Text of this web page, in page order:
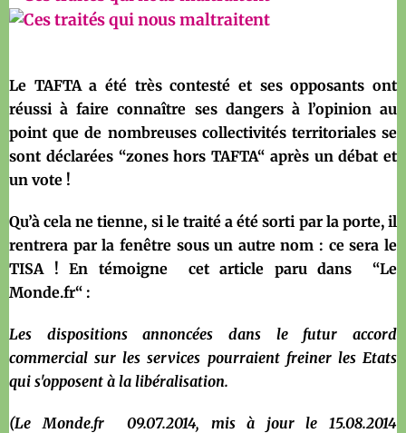
Le TAFTA a été très contesté et ses opposants ont
réussi à faire connaître ses dangers à l’opinion au
point que de nombreuses collectivités territoriales se
sont déclarées “zones hors TAFTA“ après un débat et
un vote !
Qu’à cela ne tienne, si le traité a été sorti par la porte, il
rentrera par la fenêtre sous un autre nom : ce sera le
TISA ! En témoigne cet article paru dans “Le
Monde.fr“ :
Les dispositions annoncées dans le futur accord
commercial sur les services pourraient freiner les Etats
qui s'opposent à la libéralisation.
(Le Monde.fr 09.07.2014, mis à jour le 15.08.2014